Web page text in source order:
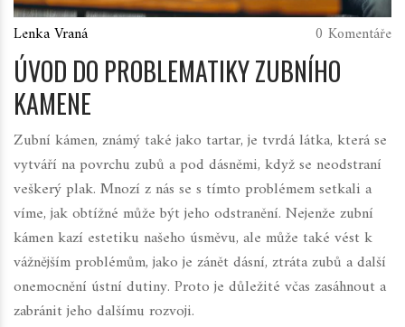
Lenka Vraná 0 Komentáře
ÚVOD DO PROBLEMATIKY ZUBNÍHO
KAMENE
Zubní kámen, známý také jako tartar, je tvrdá látka, která se
vytváří na povrchu zubů a pod dásněmi, když se neodstraní
veškerý plak. Mnozí z nás se s tímto problémem setkali a
víme, jak obtížné může být jeho odstranění. Nejenže zubní
kámen kazí estetiku našeho úsměvu, ale může také vést k
vážnějším problémům, jako je zánět dásní, ztráta zubů a další
onemocnění ústní dutiny. Proto je důležité včas zasáhnout a
zabránit jeho dalšímu rozvoji.